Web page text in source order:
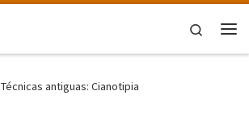
Search
Técnicas antiguas: Cianotipia